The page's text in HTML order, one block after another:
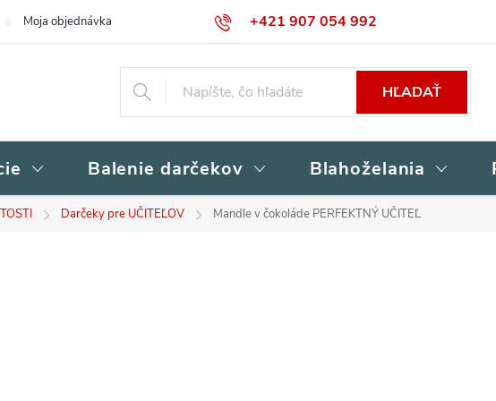
+421 907 054 992
Moja objednávka Obchodné podmienky Podmienky ochrany
HĽADAŤ
Balenie darčekov Blahoželania
Darčeky pre UČITEĽOV Mandle v čokoláde PERFEKTNÝ UČITEĽ